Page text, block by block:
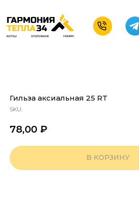
Гильза аксиальная 25 RT
SKU:
78,00 ₽
В КОРЗИНУ